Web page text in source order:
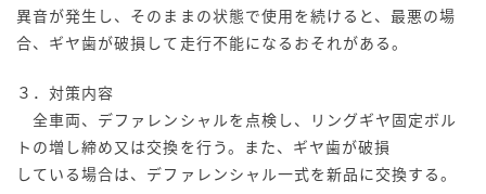
異音が発生し、そのままの状態で使用を続けると、最悪の場
合、ギヤ歯が破損して走行不能になるおそれがある。
３．対策内容
全車両、デファレンシャルを点検し、リングギヤ固定ボル
トの増し締め又は交換を行う。また、ギヤ歯が破損
している場合は、デファレンシャル一式を新品に交換する。